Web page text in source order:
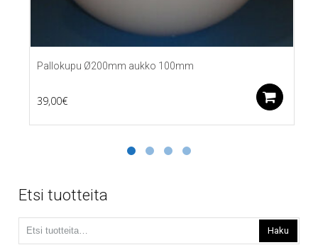
Pallokupu Ø200mm aukko 100mm
39,00€
Etsi tuotteita
Haku